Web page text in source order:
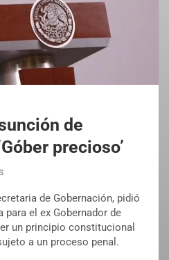
de
precioso’
de Gobernación, pidió
para el ex Gobernador de
un principio constitucional
a un proceso penal.